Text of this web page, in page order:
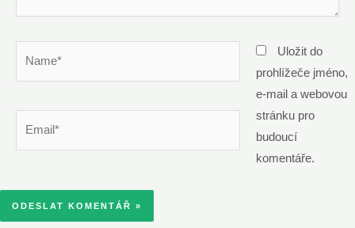
Uložit do
prohlížeče jméno,
e-mail a webovou
stránku pro
budoucí
komentáře.